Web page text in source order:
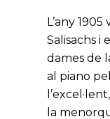
L’any
Salisachs i
dames de
al piano
la